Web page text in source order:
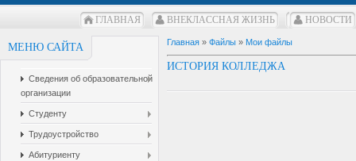
ГЛАВНАЯ ВНЕКЛАCСНАЯ ЖИЗНЬ НОВОСТИ
МЕНЮ САЙТА
Сведения об образовательной
организации
Студенту
Трудоустройство
Абитуриенту
Главная » Файлы » Мои файлы
ИСТОРИЯ КОЛЛЕДЖА